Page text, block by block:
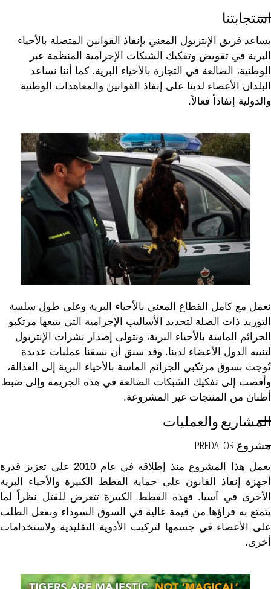
استجابتنا
يساعد فريق الإنتربول المعني بإنفاذ القوانين المتصلة بالأحياء
البرية في تقويض وتفكيك الشبكات الإجرامية المنظمة عبر
الوطنية، الضالعة في التجارة بالأحياء البرية. كما أننا نساعد
البلدان الأعضاء لدينا على إنفاذ القوانين والمعاهدات الوطنية
والدولية إنفاذاً فعالاً.
نعمل مع كامل القطاع المعني بالأحياء البرية وعلى طول سلسة
التوريد ذات الصلة لتحديد الأساليب الإجرامية التي يتبعها مرتكبو
الجرائم الماسة بالأحياء البرية، ونتولى إصدار نشرات الإنتربول
لتنبيه الدول الأعضاء لدينا. وقد سبق أن نسقنا عمليات عديدة
تُوجت بسوق مرتكبي الجرائم الماسة بالأحياء البرية إلى العدالة،
وأفضت إلى تفكيك الشبكات الضالعة في هذه الجريمة وإلى ضبط
أطنان من المنتجات غير المشروعة.
المشاريع والعمليات
مشروع PREDATOR
يعمل هذا المشروع منذ إطلاقه في عام 2010 على تعزيز قدرة
أجهزة إنفاذ القانون على حماية القطط الكبيرة والأحياء البرية
الأخرى في آسيا. فهذه القطط الكبيرة تتعرض للقتل نظراً لما
يتمتع به فراؤها من قيمة عالية في السوق السوداء وبفعل الطلب
على الأعضاء في جسمها لتركيب الأدوية التقليدية ولاستخدامات
أخرى.